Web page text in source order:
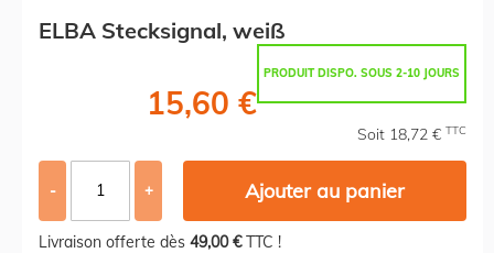
ELBA Stecksignal, weiß
PRODUIT DISPO. SOUS 2-10 JOURS
15,60 €
Soit 18,72 € TTC
- + Ajouter au panier
Livraison offerte dès 49,00 €TTC !